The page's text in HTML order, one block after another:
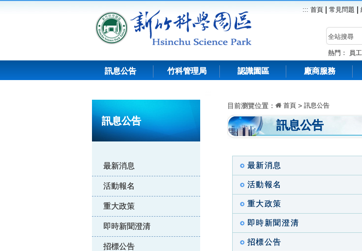
::: 首頁 常見問題
熱門： 員
訊息公告 竹科管理局 認識園區 廠商服務
訊息公告
最新消息
活動報名
重大政策
即時新聞澄清
招標公告
目前瀏覽位置： 首頁 > 訊息公告
訊息公告
最新消息
活動報名
重大政策
即時新聞澄清
招標公告